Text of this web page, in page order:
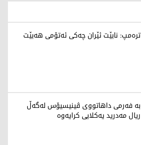
ترەمپ: نابێت ئێران چەکی ئەتۆمی هەبێت
بە فەرمی داهاتووی ڤینیسیۆس لەگەڵ
ریال مەدرید یەکلایی کرایەوە